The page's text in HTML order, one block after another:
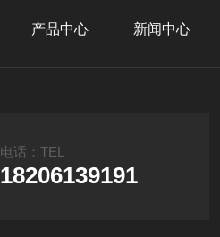
产品中心 新闻中心
电话：TEL
18206139191